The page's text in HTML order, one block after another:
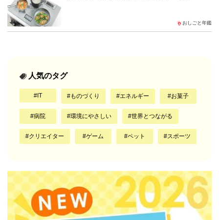
おしごと年鑑
人気のタグ
IT ものづくり エネルギー お菓子
病院 環境にやさしい 世界とつながる
クリエイター ゲーム ペット スポーツ